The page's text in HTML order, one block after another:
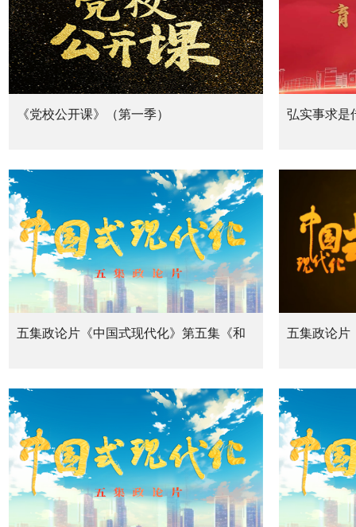
《党校公开课》（第一季） 弘实事求是
五集政论片《中国式现代化》第五集《和
五集政论片